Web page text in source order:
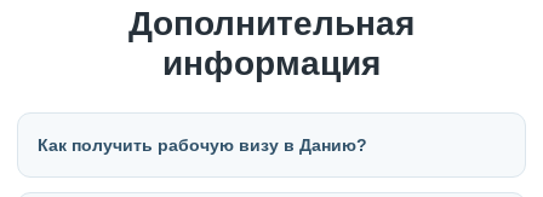
Дополнительная
информация
Как получить рабочую визу в Данию?